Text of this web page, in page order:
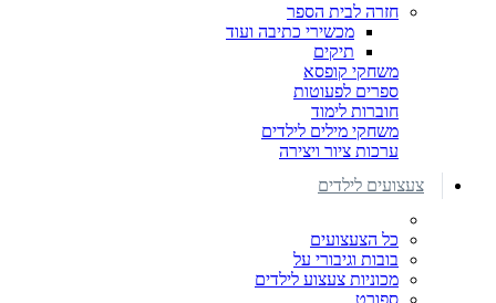
חזרה לבית הספר
מכשירי כתיבה ועוד
תיקים
משחקי קופסא
ספרים לפעוטות
חוברות לימוד
משחקי מילים לילדים
ערכות ציור ויצירה
צעצועים לילדים
כל הצעצועים
בובות וגיבורי על
מכוניות צעצוע לילדים
ספורט